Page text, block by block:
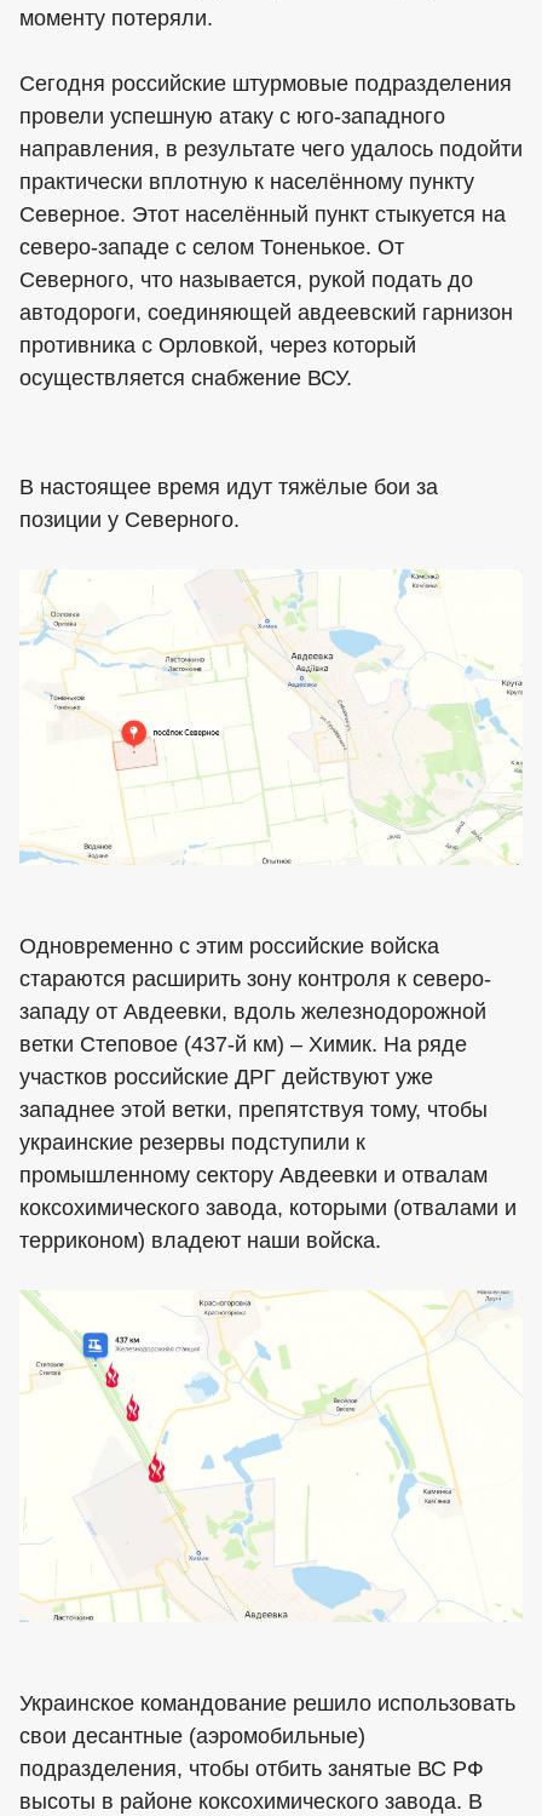
моменту потеряли.
Сегодня российские штурмовые подразделения
провели успешную атаку с юго-западного
направления, в результате чего удалось подойти
практически вплотную к населённому пункту
Северное. Этот населённый пункт стыкуется на
северо-западе с селом Тоненькое. От
Северного, что называется, рукой подать до
автодороги, соединяющей авдеевский гарнизон
противника с Орловкой, через который
осуществляется снабжение ВСУ.
В настоящее время идут тяжёлые бои за
позиции у Северного.
Одновременно с этим российские войска
стараются расширить зону контроля к северо-
западу от Авдеевки, вдоль железнодорожной
ветки Степовое (437-й км) – Химик. На ряде
участков российские ДРГ действуют уже
западнее этой ветки, препятствуя тому, чтобы
украинские резервы подступили к
промышленному сектору Авдеевки и отвалам
коксохимического завода, которыми (отвалами и
терриконом) владеют наши войска.
Украинское командование решило использовать
свои десантные (аэромобильные)
подразделения, чтобы отбить занятые ВС РФ
высоты в районе коксохимического завода. В